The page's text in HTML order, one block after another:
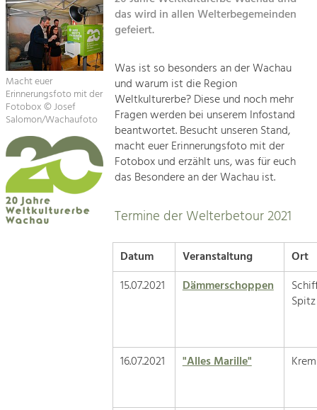
Suche
Impressum
Kontakt
Macht euer
Erinnerungsfoto mit der
Fotobox © Josef
Salomon/Wachaufoto
das wird in allen Welterbegemeinden
gefeiert.
Was ist so besonders an der Wachau
und warum ist die Region
Weltkulturerbe? Diese und noch mehr
Fragen werden bei unserem Infostand
beantwortet. Besucht unseren Stand,
macht euer Erinnerungsfoto mit der
Fotobox und erzählt uns, was für euch
das Besondere an der Wachau ist.
Termine der Welterbetour 2021
Datum Veranstaltung
Ort
15.07.2021
Dämmerschoppen
16.07.2021 "Alles Marille"